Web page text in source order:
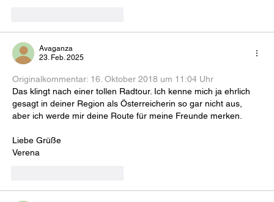
Avaganza
23. Feb. 2025
Originalkommentar: 16. Oktober 2018 um 11:04 Uhr
Das klingt nach einer tollen Radtour. Ich kenne mich ja ehrlich
gesagt in deiner Region als Österreicherin so gar nicht aus,
aber ich werde mir deine Route für meine Freunde merken.
Liebe Grüße
Verena